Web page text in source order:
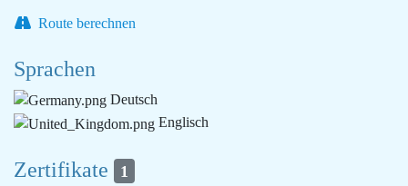
Route berechnen
Sprachen
Deutsch
Englisch
Zertifikate 1